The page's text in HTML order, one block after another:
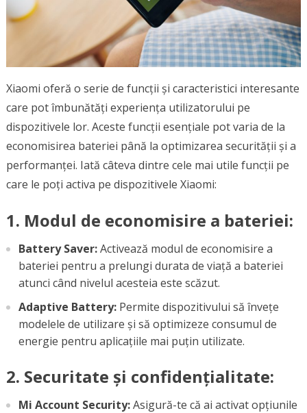
Xiaomi oferă o serie de funcții și caracteristici interesante
care pot îmbunătăți experiența utilizatorului pe
dispozitivele lor. Aceste funcții esențiale pot varia de la
economisirea bateriei până la optimizarea securității și a
performanței. Iată câteva dintre cele mai utile funcții pe
care le poți activa pe dispozitivele Xiaomi:
1. Modul de economisire a bateriei:
Battery Saver:Activează modul de economisire a
bateriei pentru a prelungi durata de viață a bateriei
atunci când nivelul acesteia este scăzut.
Adaptive Battery:Permite dispozitivului să învețe
modelele de utilizare și să optimizeze consumul de
energie pentru aplicațiile mai puțin utilizate.
2. Securitate și confidențialitate:
Mi Account Security:Asigură-te că ai activat opțiunile